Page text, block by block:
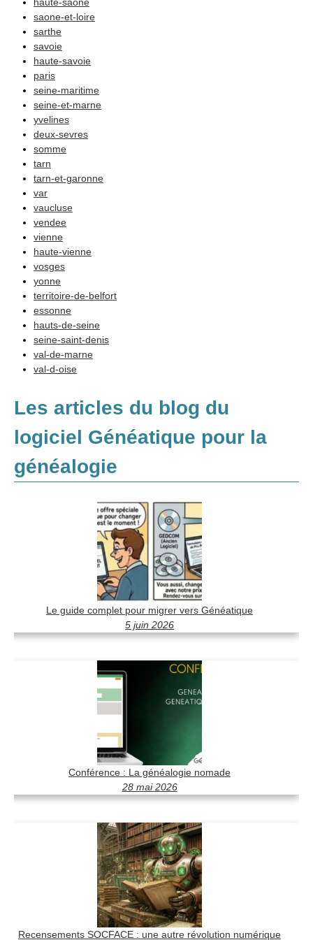
haute-saone
saone-et-loire
sarthe
savoie
haute-savoie
paris
seine-maritime
seine-et-marne
yvelines
deux-sevres
somme
tarn
tarn-et-garonne
var
vaucluse
vendee
vienne
haute-vienne
vosges
yonne
territoire-de-belfort
essonne
hauts-de-seine
seine-saint-denis
val-de-marne
val-d-oise
Les articles du blog du
logiciel Généatique pour la
généalogie
Le guide complet pour migrer vers Généatique
5 juin 2026
Conférence : La généalogie nomade
28 mai 2026
Recensements SOCFACE : une autre révolution numérique